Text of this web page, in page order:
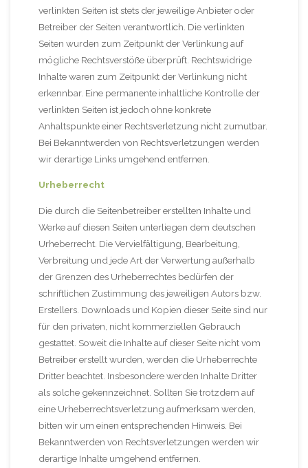
verlinkten Seiten ist stets der jeweilige Anbieter oder
Betreiber der Seiten verantwortlich. Die verlinkten
Seiten wurden zum Zeitpunkt der Verlinkung auf
mögliche Rechtsverstöße überprüft. Rechtswidrige
Inhalte waren zum Zeitpunkt der Verlinkung nicht
erkennbar. Eine permanente inhaltliche Kontrolle der
verlinkten Seiten ist jedoch ohne konkrete
Anhaltspunkte einer Rechtsverletzung nicht zumutbar.
Bei Bekanntwerden von Rechtsverletzungen werden
wir derartige Links umgehend entfernen.
Urheberrecht
Die durch die Seitenbetreiber erstellten Inhalte und
Werke auf diesen Seiten unterliegen dem deutschen
Urheberrecht. Die Vervielfältigung, Bearbeitung,
Verbreitung und jede Art der Verwertung außerhalb
der Grenzen des Urheberrechtes bedürfen der
schriftlichen Zustimmung des jeweiligen Autors bzw.
Erstellers. Downloads und Kopien dieser Seite sind nur
für den privaten, nicht kommerziellen Gebrauch
gestattet. Soweit die Inhalte auf dieser Seite nicht vom
Betreiber erstellt wurden, werden die Urheberrechte
Dritter beachtet. Insbesondere werden Inhalte Dritter
als solche gekennzeichnet. Sollten Sie trotzdem auf
eine Urheberrechtsverletzung aufmerksam werden,
bitten wir um einen entsprechenden Hinweis. Bei
Bekanntwerden von Rechtsverletzungen werden wir
derartige Inhalte umgehend entfernen.